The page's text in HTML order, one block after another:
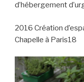
d’hébergement
2016 Création
Chapelle à Paris18